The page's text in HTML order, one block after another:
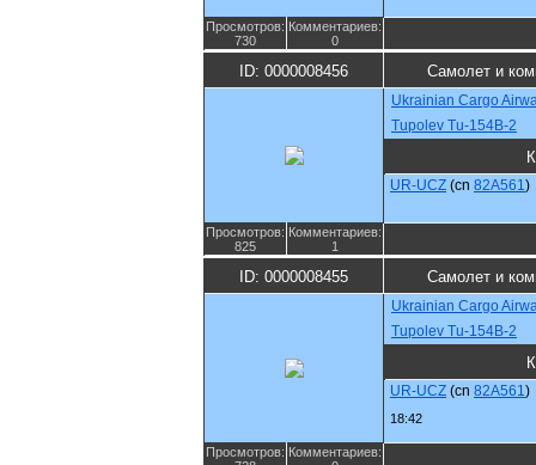
Просмотров:
730
Комментариев:
0
ID: 0000008456 Самолет и
Ukrainian Cargo
Tupolev Tu-154B-2
UR-UCZ (cn 82A561)
Просмотров:
825
Комментариев:
1
ID: 0000008455 Самолет и
Ukrainian Cargo
Tupolev Tu-154B-2
UR-UCZ (cn 82A561)
18:42
Просмотров: Комментариев: